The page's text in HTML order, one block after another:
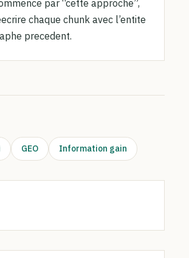
par “cette approche”,
chaque chunk avec l’entite
precedent.
GEO Information gain